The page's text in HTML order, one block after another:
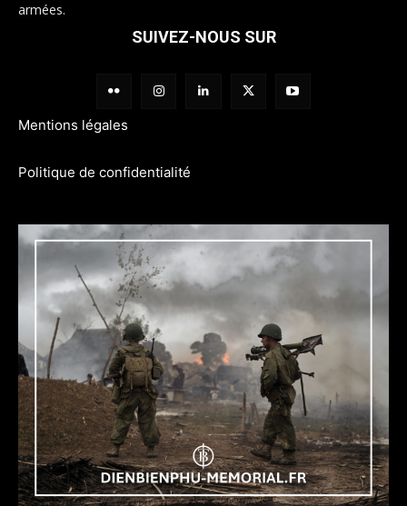
armées.
SUIVEZ-NOUS SUR
Mentions légales
Politique de confidentialité